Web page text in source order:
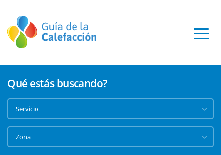
Qué estás buscando?